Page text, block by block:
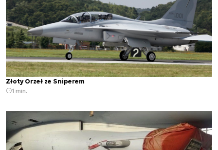
Złoty Orzeł ze Sniperem
1 min.